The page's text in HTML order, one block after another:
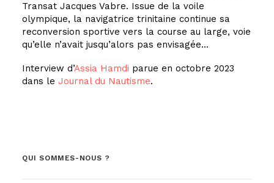
Transat Jacques Vabre. Issue de la voile
olympique, la navigatrice trinitaine continue sa
reconversion sportive vers la course au large, voie
qu’elle n’avait jusqu’alors pas envisagée…
Interview d’Assia Hamdi parue en octobre 2023
dans le Journal du Nautisme.
QUI SOMMES-NOUS ?